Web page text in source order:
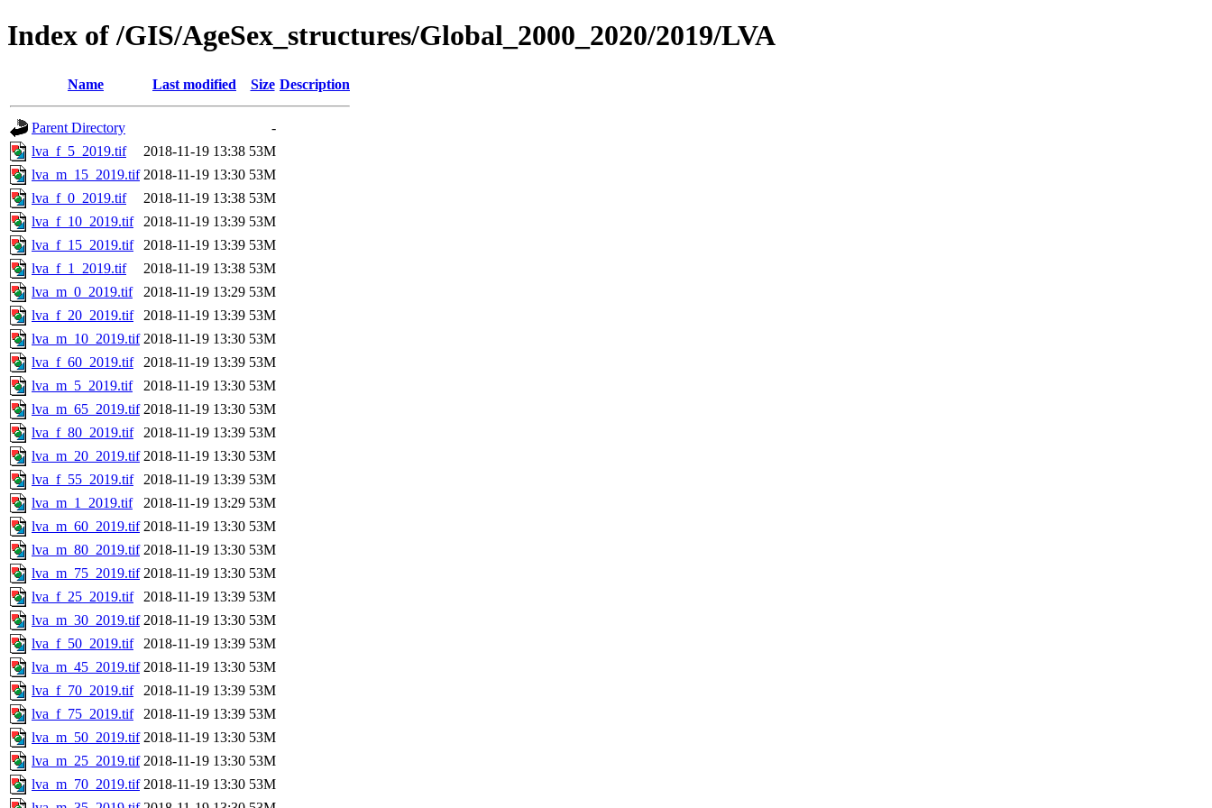
Index of /GIS/AgeSex_structures/Global_2000_2020/2019/LVA
Name Last modified Size Description
Parent Directory
-
lva_f_5_2019.tif
2018-11-19 13:38 53M
lva_m_15_2019.tif 2018-11-19 13:30 53M
lva_f_0_2019.tif
2018-11-19 13:38 53M
lva_f_10_2019.tif
2018-11-19 13:39 53M
lva_f_15_2019.tif
2018-11-19 13:39 53M
lva_f_1_2019.tif
2018-11-19 13:38 53M
lva_m_0_2019.tif
2018-11-19 13:29 53M
lva_f_20_2019.tif
2018-11-19 13:39 53M
lva_m_10_2019.tif 2018-11-19 13:30 53M
lva_f_60_2019.tif
2018-11-19 13:39 53M
lva_m_5_2019.tif
2018-11-19 13:30 53M
lva_m_65_2019.tif 2018-11-19 13:30 53M
lva_f_80_2019.tif
2018-11-19 13:39 53M
lva_m_20_2019.tif 2018-11-19 13:30 53M
lva_f_55_2019.tif
2018-11-19 13:39 53M
lva_m_1_2019.tif
2018-11-19 13:29 53M
lva_m_60_2019.tif 2018-11-19 13:30 53M
lva_m_80_2019.tif 2018-11-19 13:30 53M
lva_m_75_2019.tif 2018-11-19 13:30 53M
lva_f_25_2019.tif
2018-11-19 13:39 53M
lva_m_30_2019.tif 2018-11-19 13:30 53M
lva_f_50_2019.tif
2018-11-19 13:39 53M
lva_m_45_2019.tif 2018-11-19 13:30 53M
lva_f_70_2019.tif
2018-11-19 13:39 53M
lva_f_75_2019.tif
2018-11-19 13:39 53M
lva_m_50_2019.tif 2018-11-19 13:30 53M
lva_m_25_2019.tif 2018-11-19 13:30 53M
lva_m_70_2019.tif 2018-11-19 13:30 53M